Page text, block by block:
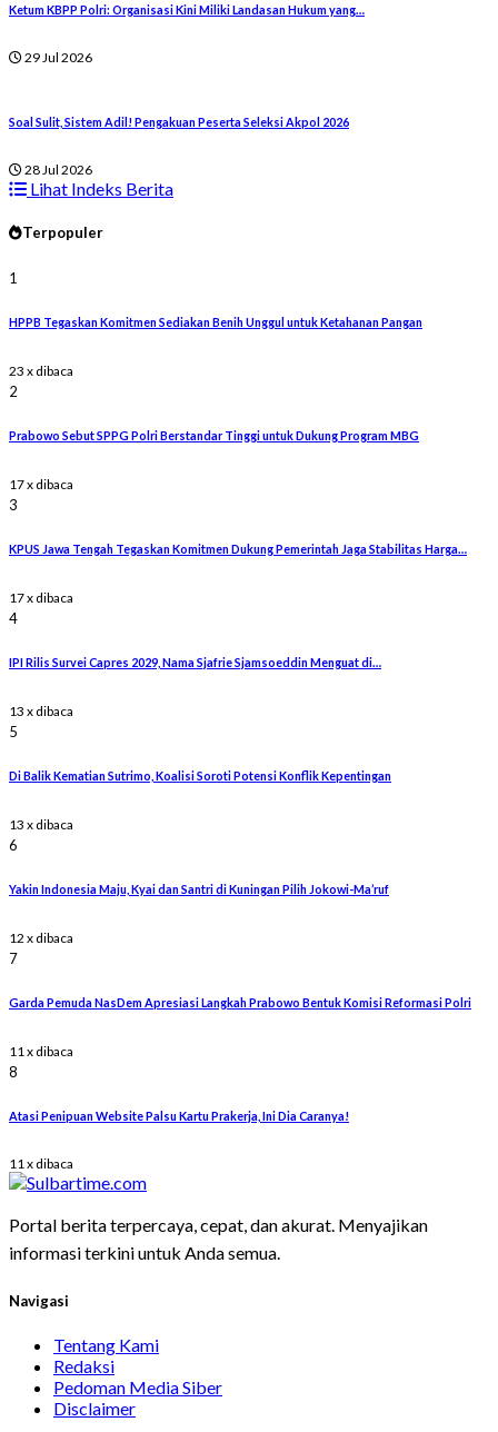
Ketum KBPP Polri: Organisasi Kini Miliki Landasan Hukum yang…
29 Jul 2026
Soal Sulit, Sistem Adil! Pengakuan Peserta Seleksi Akpol 2026
28 Jul 2026
Lihat Indeks Berita
Terpopuler
1
HPPB Tegaskan Komitmen Sediakan Benih Unggul untuk Ketahanan Pangan
23 x dibaca
2
Prabowo Sebut SPPG Polri Berstandar Tinggi untuk Dukung Program MBG
17 x dibaca
3
KPUS Jawa Tengah Tegaskan Komitmen Dukung Pemerintah Jaga Stabilitas Harga…
17 x dibaca
4
IPI Rilis Survei Capres 2029, Nama Sjafrie Sjamsoeddin Menguat di…
13 x dibaca
5
Di Balik Kematian Sutrimo, Koalisi Soroti Potensi Konflik Kepentingan
13 x dibaca
6
Yakin Indonesia Maju, Kyai dan Santri di Kuningan Pilih Jokowi-Ma’ruf
12 x dibaca
7
Garda Pemuda NasDem Apresiasi Langkah Prabowo Bentuk Komisi Reformasi Polri
11 x dibaca
8
Atasi Penipuan Website Palsu Kartu Prakerja, Ini Dia Caranya!
11 x dibaca
Portal berita terpercaya, cepat, dan akurat. Menyajikan
informasi terkini untuk Anda semua.
Navigasi
Tentang Kami
Redaksi
Pedoman Media Siber
Disclaimer